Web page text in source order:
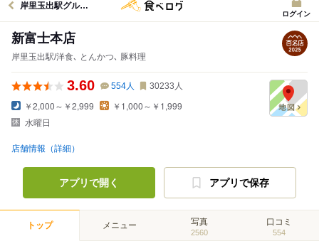
岸里玉出駅グルメへ
ログイン
新富士本店
岸里玉出駅/洋食､ とんかつ､ 豚料理
3.60 554人 30233 人
￥2,000～￥2,999
￥1,000～￥1,999
水曜日
店舗情報（詳細）
アプリで開く アプリで保存
トップ メニュー 写真
2560
口コミ
554